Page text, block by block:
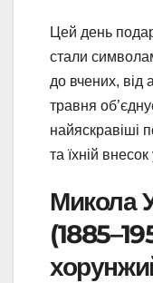
Цей день
стали
до вчених, від
травня
найяскравіші
та їхній внесок
Микола